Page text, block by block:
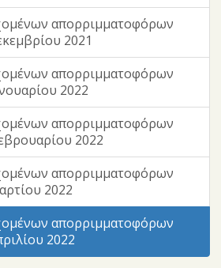
απορριμματοφόρων
2021
απορριμματοφόρων
2022
απορριμματοφόρων
2022
απορριμματοφόρων
2022
απορριμματοφόρων
2022